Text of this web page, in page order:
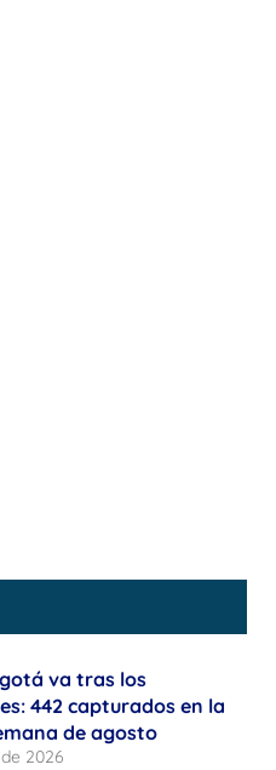
va tras los
442 capturados en la
de agosto
2026